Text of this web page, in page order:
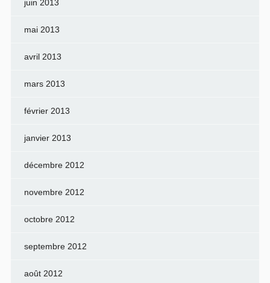
juin 2013
mai 2013
avril 2013
mars 2013
février 2013
janvier 2013
décembre 2012
novembre 2012
octobre 2012
septembre 2012
août 2012